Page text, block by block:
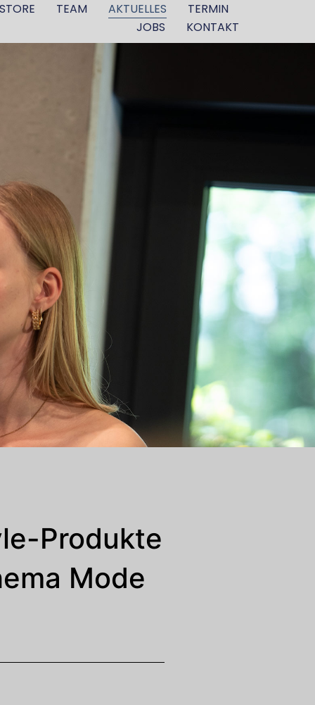
TEAM AKTUELLES
TERMIN
JOBS
KONTAKT
Produkte
Mode